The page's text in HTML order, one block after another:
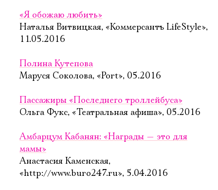
«Я обожаю любить»
Наталья Витвицкая, «Коммерсантъ LifeStyle»,
11.05.2016
Полина Кутепова
Маруся Соколова, «Port», 05.2016
Пассажиры «Последнего троллейбуса»
Ольга Фукс, «Театральная афиша», 05.2016
Амбарцум Кабанян: «Награды — это для
мамы»
Анастасия Каменская,
«http://www.buro247.ru», 5.04.2016